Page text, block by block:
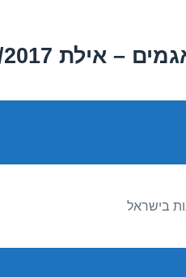
05/12/2017
בישראל